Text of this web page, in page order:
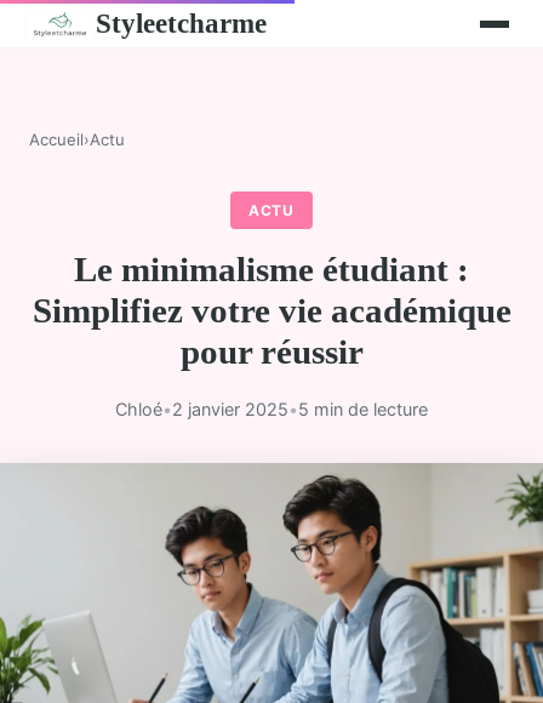
Styleetcharme
Accueil›Actu
ACTU
Le minimalisme étudiant :
Simplifiez votre vie académique
pour réussir
Chloé•2 janvier 2025•5 min de lecture